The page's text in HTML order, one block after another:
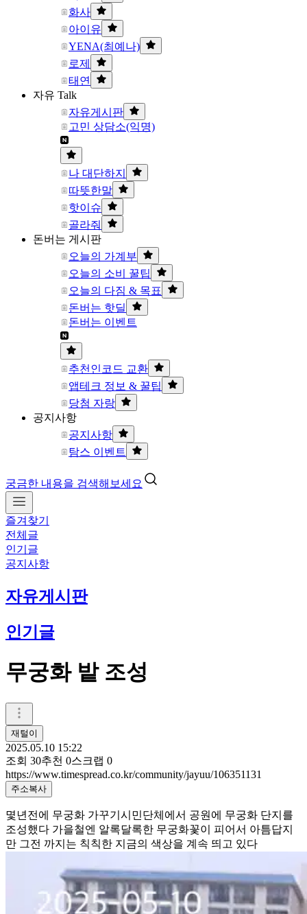
화사
아이유
YENA(최예나)
로제
태연
자유 Talk
자유게시판
고민 상담소(익명)
나 대단하지
따뜻한말
핫이슈
골라줘
돈버는 게시판
오늘의 가계부
오늘의 소비 꿀팁
오늘의 다짐 & 목표
돈버는 핫딜
돈버는 이벤트
추천인코드 교환
앱테크 정보 & 꿀팁
당첨 자랑
공지사항
공지사항
탐스 이벤트
궁금한 내용을 검색해보세요
즐겨찾기
전체글
인기글
공지사항
자유게시판
인기글
무궁화 밭 조성
재털이
2025.05.10 15:22
조회 30추천 0스크랩 0
https://www.timespread.co.kr/community/jayuu/106351131
주소복사
몇년전에 무궁화 가꾸기시민단체에서 공원에 무궁화 단지를
조성했다 가을철엔 알록달록한 무궁화꽃이 피어서 아틈답지
만 그전 까지는 칙칙한 지금의 색상을 계속 띄고 있다